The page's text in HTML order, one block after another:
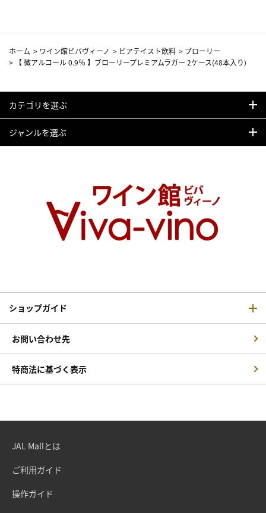
ホーム > ワイン館ビバヴィーノ > ビアテイスト飲料 > ブローリー
>
【 微アルコール 0.9％ 】ブローリープレミアムラガー 2ケース(48本入り)
カテゴリを選ぶ
ジャンルを選ぶ
ショップガイド
お問い合わせ先
特商法に基づく表示
JAL Mallとは
ご利用ガイド
操作ガイド